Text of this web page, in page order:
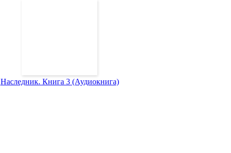
Наследник. Книга 3 (Аудиокнига)